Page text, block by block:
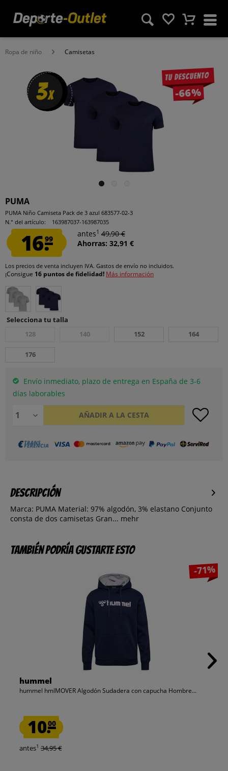
Ropa de niño Camisetas
Tu descuento
-66%
3x
PUMA
PUMA Niño Camiseta Pack de 3 azul 683577-02-3
N.° del artículo:
163987037-163987035
16.99
antes1 49,90 €
Ahorras: 32,91 €
Los precios de venta incluyen IVA. Gastos de envío no incluidos.
¡Consigue 16 puntos de fidelidad! Más información
Selecciona tu talla
128
140 152 164
176
Envío inmediato, plazo de entrega en España de 3-6
días laborables
AÑADIR A LA CESTA
Descripción
Marca: PUMA Material: 97% algodón, 3% elastano Conjunto
consta de dos camisetas Gran... mehr
También podría gustarte esto
-71%
hummel
hummel hmlMOVER Algodón Sudadera con capucha Hombre...
10.00
antes1 34,95 €